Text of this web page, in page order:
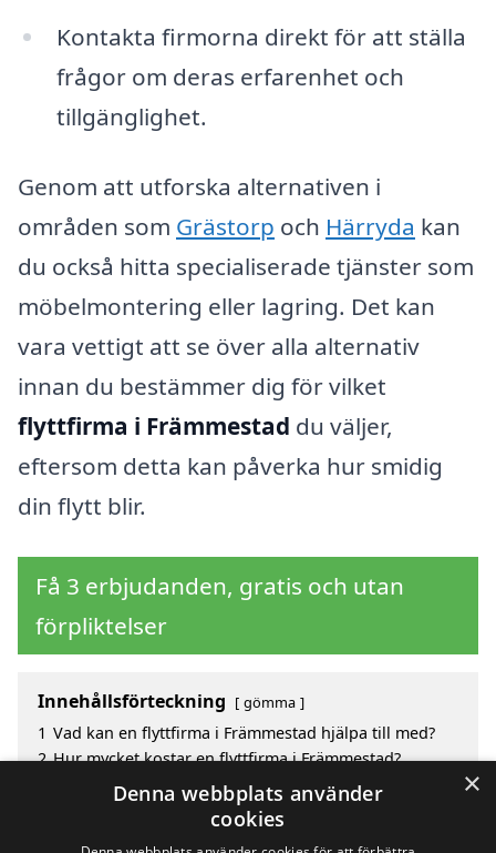
Kontakta firmorna direkt för att ställa
frågor om deras erfarenhet och
tillgänglighet.
Genom att utforska alternativen i
områden som Grästorp och Härryda kan
du också hitta specialiserade tjänster som
möbelmontering eller lagring. Det kan
vara vettigt att se över alla alternativ
innan du bestämmer dig för vilket
flyttfirma i Främmestad du väljer,
eftersom detta kan påverka hur smidig
din flytt blir.
Få 3 erbjudanden, gratis och utan
förpliktelser
Innehållsförteckning gömma
1 Vad kan en flyttfirma i Främmestad hjälpa till med?
2 Hur mycket kostar en flyttfirma i Främmestad?
Fördelar med att välja flyttfirma i Främmestad
Sök efter ett skickligt flyttfirma i de omgivande
×
Denna webbplats använder
cookies